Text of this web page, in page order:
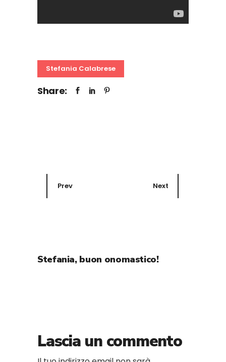
Stefania Calabrese
Share:
Prev Next
Stefania, buon onomastico!
Lascia un commento